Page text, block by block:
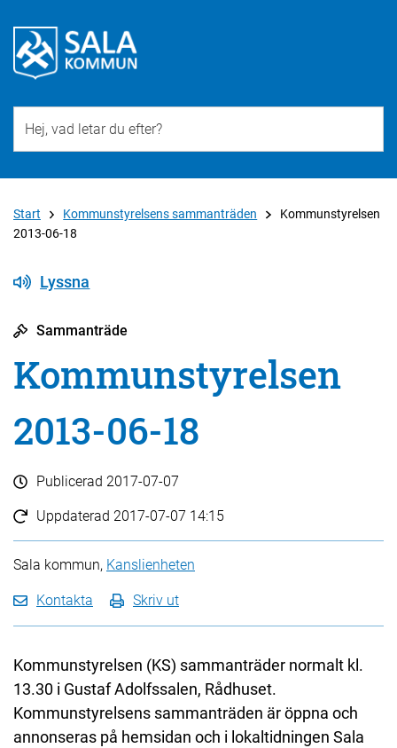
Start Kommunstyrelsens sammanträden
Kommunstyrelsen
2013-06-18
Lyssna
Sammanträde
Kommunstyrelsen
2013-06-18
Publicerad 2017-07-07
Uppdaterad 2017-07-07 14:15
Sala kommun, Kanslienheten
Kontakta Skriv ut
Kommunstyrelsen (KS) sammanträder normalt kl.
13.30 i Gustaf Adolfssalen, Rådhuset.
Kommunstyrelsens sammanträden är öppna och
annonseras på hemsidan och i lokaltidningen Sala